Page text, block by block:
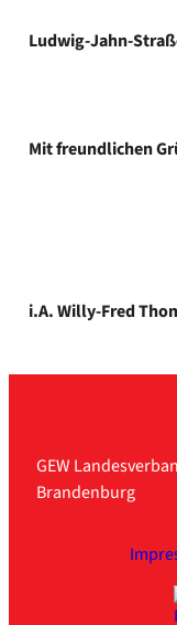
Ludwig-Jahn-
Mit freund­li­chen
i.A. Willy-Fred
GEW
Brandenburg